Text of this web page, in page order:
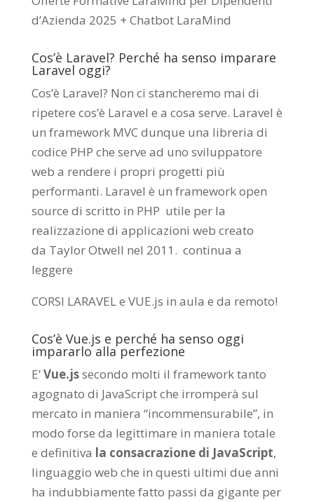
d’Azienda 2025 + Chatbot LaraMind
Cos’è Laravel? Perché ha senso imparare
Laravel oggi?
Cos’è Laravel? Non ci stancheremo mai di
ripetere cos’è Laravel e a cosa serve. Laravel è
un framework MVC dunque una libreria di
codice PHP che serve ad uno sviluppatore
web a rendere i propri progetti più
performanti. Laravel è un framework open
source di scritto in PHP utile per la
realizzazione di applicazioni web creato
da Taylor Otwell nel 2011. continua a
leggere
CORSI LARAVEL e VUE.js in aula e da remoto!
Cos’è Vue.js e perché ha senso oggi
impararlo alla perfezione
E’Vue.jssecondo molti il framework tanto
agognato di JavaScript che irromperà sul
mercato in maniera “incommensurabile”, in
modo forse da legittimare in maniera totale
e definitiva la consacrazione di JavaScript,
linguaggio web che in questi ultimi due anni
ha indubbiamente fatto passi da gigante per